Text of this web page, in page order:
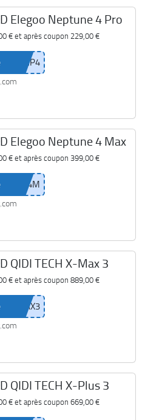
Elegoo Neptune 4 Pro
€et après coupon 229,00 €
Elegoo Neptune 4 Max
€et après coupon 399,00 €
QIDI TECH X-Max 3
€et après coupon 889,00 €
QIDI TECH X-Plus 3
€et après coupon 669,00 €